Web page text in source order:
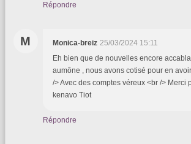
Répondre
M Monica-breiz 25/03/2024 15:11
Eh bien que de nouvelles encore
aumône , nous avons cotisé pour en
/> Avec des comptes véreux <br />
kenavo Tiot
Répondre